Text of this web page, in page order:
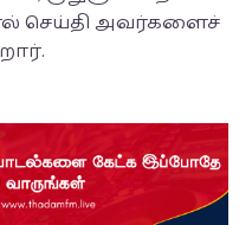
செய்தி அவர்களைச்